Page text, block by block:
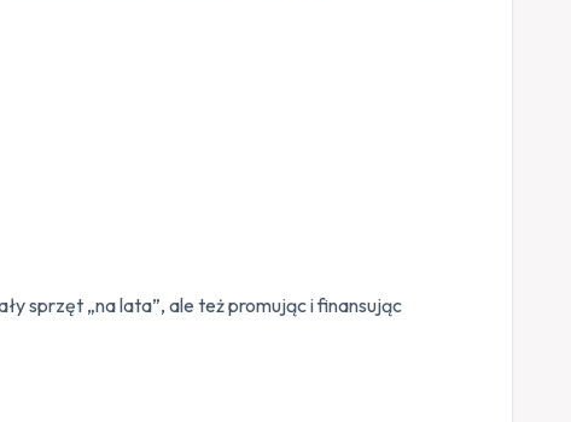
sprzęt „na lata”, ale też promując i finansując